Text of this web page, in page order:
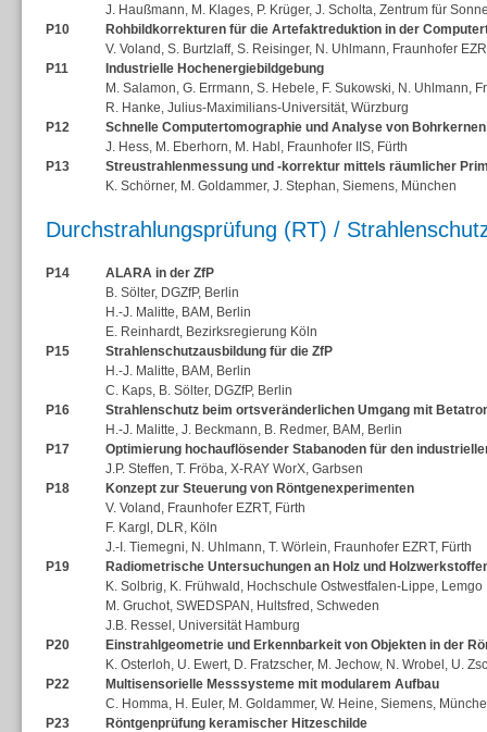
J. Haußmann, M. Klages, P. Krüger, J. Scholta, Zentrum für
P10
Rohbildkorrekturen für die Artefaktreduktion in der
V. Voland, S. Burtzlaff, S. Reisinger, N. Uhlmann, Fraunhofer
P11
Industrielle Hochenergiebildgebung
M. Salamon, G. Errmann, S. Hebele, F. Sukowski, N. Uhlmann,
R. Hanke, Julius-Maximilians-Universität, Würzburg
P12
Schnelle Computertomographie und Analyse von
J. Hess, M. Eberhorn, M. Habl, Fraunhofer IIS, Fürth
P13
Streustrahlenmessung und -korrektur mittels räumlicher
K. Schörner, M. Goldammer, J. Stephan, Siemens, München
Durchstrahlungsprüfung (RT) /
P14
ALARA in der ZfP
B. Sölter, DGZfP, Berlin
H.-J. Malitte, BAM, Berlin
E. Reinhardt, Bezirksregierung Köln
P15
Strahlenschutzausbildung für die ZfP
H.-J. Malitte, BAM, Berlin
C. Kaps, B. Sölter, DGZfP, Berlin
P16
Strahlenschutz beim ortsveränderlichen Umgang mit
H.-J. Malitte, J. Beckmann, B. Redmer, BAM, Berlin
P17
Optimierung hochauflösender Stabanoden für den
J.P. Steffen, T. Fröba, X-RAY WorX, Garbsen
P18
Konzept zur Steuerung von Röntgenexperimenten
V. Voland, Fraunhofer EZRT, Fürth
F. Kargl, DLR, Köln
J.-I. Tiemegni, N. Uhlmann, T. Wörlein, Fraunhofer EZRT, Fürth
P19
Radiometrische Untersuchungen an Holz und
K. Solbrig, K. Frühwald, Hochschule Ostwestfalen-Lippe, Lemgo
M. Gruchot, SWEDSPAN, Hultsfred, Schweden
J.B. Ressel, Universität Hamburg
P20
Einstrahlgeometrie und Erkennbarkeit von Objekten in der
K. Osterloh, U. Ewert, D. Fratzscher, M. Jechow, N. Wrobel, U.
P22
Multisensorielle Messsysteme mit modularem Aufbau
C. Homma, H. Euler, M. Goldammer, W. Heine, Siemens,
P23
Röntgenprüfung keramischer Hitzeschilde